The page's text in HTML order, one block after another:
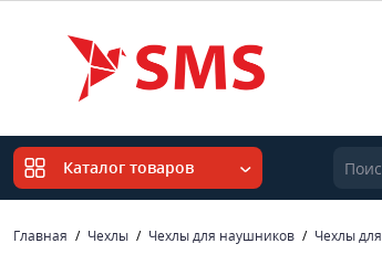
Каталог товаров
Главная Чехлы Чехлы для наушников Чехлы